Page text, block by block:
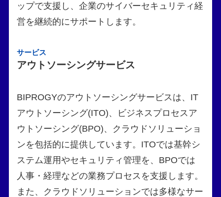
ップで支援し、企業のサイバーセキュリティ経
営を継続的にサポートします。
サービス
アウトソーシングサービス
BIPROGYのアウトソーシングサービスは、IT
アウトソーシング(ITO)、ビジネスプロセスア
ウトソーシング(BPO)、クラウドソリューショ
ンを包括的に提供しています。ITOでは基幹シ
ステム運用やセキュリティ管理を、BPOでは
人事・経理などの業務プロセスを支援します。
また、クラウドソリューションでは多様なサー